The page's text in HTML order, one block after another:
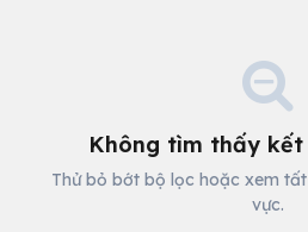
Không tìm thấy kết
Thử bỏ bớt bộ lọc hoặc xem
vực.